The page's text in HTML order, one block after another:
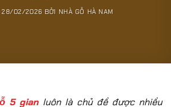
28/02/2026 BỞI NHÀ GỖ HÀ NAM
5 gianluôn là chủ đề được nhiều